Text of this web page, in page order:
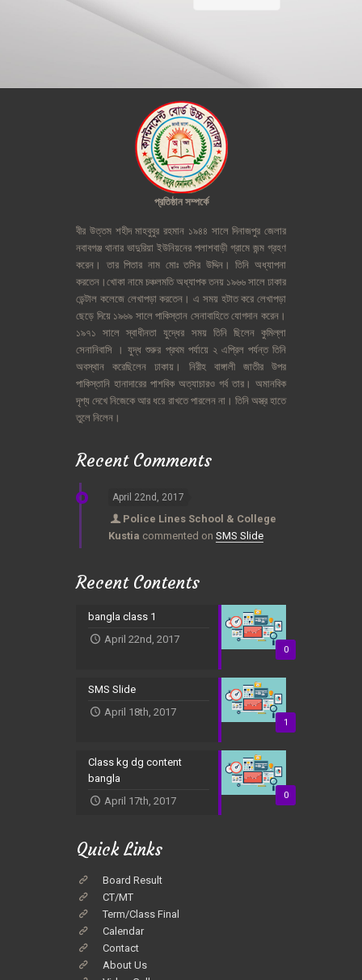
প্রতিষ্ঠান সম্পর্কে
বীর উত্তম শহীদ মাহবুবুর রহমান ১৯৪৪ সালে দিনাজপুর জেলার
নবাবগঞ্জ থানার ভাদুরিয়া ইউনিয়নের পলাশবাড়ী গ্রামে জন্ম গ্রহণ
করেন।
তার পিতার নাম মোঃ তসির উদ্দিন। তিনি অধ্যাপনা
করতেন।খোকা নামে চঞ্চলমতি অধ্যাপক তনয় ১৯৬৬ সালে ঢাকার
ডেন্টাল কলেজে লেখাপড়া করতেন। এ সময় হটাত করে লেখাপড়া
ছেড়ে দিয়ে ১৯৬৯ সালে পাকিস্তান সেনাবাহিতে যোগদান করেন।
১৯৭১
সালে স্বাধীনতা যুদ্ধের সময় তিনি ছিলেন কুমিল্লা
সেনানিবাসি
। যুদ্ধ শুরুর প্রথম পর্যায়ে ২ এপ্রিল পর্যন্ত তিনি
অবস্থান
করেছিলেন ঢাকায়। নিরীহ বাঙ্গালী জাতীর
উপর
পাকিস্তানি হানাদারের পাশবিক অত্যাচারও গর্ব তার। অমানবিক
দৃশ্য দেখে নিজেকে আর ধরে রাখতে পারলেন না। তিনি অস্ত্র হাতে
তুলে নিলেন।
Recent Comments
April 22nd, 2017
Police Lines School & College
Kustia commented on SMS Slide
Recent Contents
0
bangla class 1
April 22nd, 2017
1
SMS Slide
April 18th, 2017
0
Class kg dg content
bangla
April 17th, 2017
Quick Links
Board Result
CT/MT
Term/Class Final
Calendar
Contact
About Us